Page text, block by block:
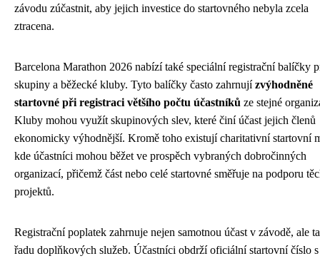
závodu zúčastnit, aby jejich investice do startovného nebyla zcela
ztracena.
Barcelona Marathon 2026 nabízí také speciální registrační balíčky
skupiny a běžecké kluby. Tyto balíčky často zahrnujízvýhodněné
startovné při registraci většího počtu účastníků ze stejné
Kluby mohou využít skupinových slev, které činí účast jejich členů
ekonomicky výhodnější. Kromě toho existují charitativní startovní
kde účastníci mohou běžet ve prospěch vybraných dobročinných
organizací, přičemž část nebo celé startovné směřuje na podporu
projektů.
Registrační poplatek zahrnuje nejen samotnou účast v závodě, ale
řadu doplňkových služeb. Účastníci obdrží oficiální startovní číslo